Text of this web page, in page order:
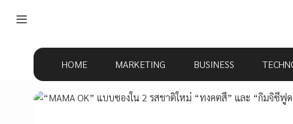
HOME MARKETING BUSINESS